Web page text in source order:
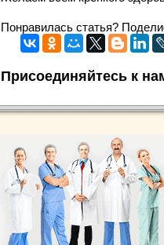
Понравилась статья?
Присоединяйтесь к
.